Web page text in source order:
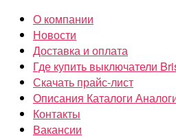
Перейти
содержимому
О компании
Новости
Доставка и оплата
Где купить выключатели
Скачать прайс-лист
Описания Каталоги
Контакты
Вакансии